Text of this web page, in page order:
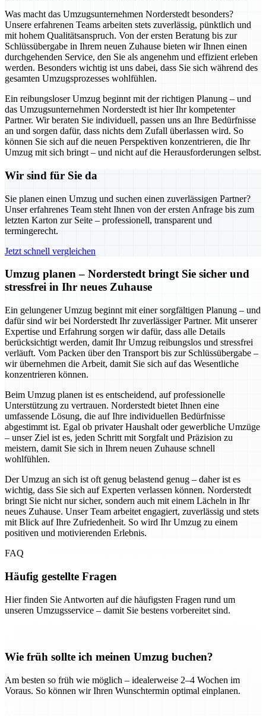
Was macht das Umzugsunternehmen Norderstedt besonders?
Unsere erfahrenen Teams arbeiten stets zuverlässig, pünktlich und
mit hohem Qualitätsanspruch. Von der ersten Beratung bis zur
Schlüssübergabe in Ihrem neuen Zuhause bieten wir Ihnen einen
durchgehenden Service, den Sie als angenehm und effizient erleben
werden. Besonders wichtig ist uns dabei, dass Sie sich während des
gesamten Umzugsprozesses wohlfühlen.
Ein reibungsloser Umzug beginnt mit der richtigen Planung – und
das Umzugsunternehmen Norderstedt ist hier Ihr kompetenter
Partner. Wir beraten Sie individuell, passen uns an Ihre Bedürfnisse
an und sorgen dafür, dass nichts dem Zufall überlassen wird. So
können Sie sich auf die neuen Perspektiven konzentrieren, die Ihr
Umzug mit sich bringt – und nicht auf die Herausforderungen selbst.
Wir sind für Sie da
Sie planen einen Umzug und suchen einen zuverlässigen Partner?
Unser erfahrenes Team steht Ihnen von der ersten Anfrage bis zum
letzten Karton zur Seite – professionell, transparent und
termingerecht.
Jetzt schnell vergleichen
Umzug planen – Norderstedt bringt Sie sicher und
stressfrei in Ihr neues Zuhause
Ein gelungener Umzug beginnt mit einer sorgfältigen Planung – und
dafür sind wir bei Norderstedt Ihr zuverlässiger Partner. Mit unserer
Expertise und Erfahrung sorgen wir dafür, dass alle Details
berücksichtigt werden, damit Ihr Umzug reibungslos und stressfrei
verläuft. Vom Packen über den Transport bis zur Schlüssübergabe –
wir übernehmen die Arbeit, damit Sie sich auf das Wesentliche
konzentrieren können.
Beim Umzug planen ist es entscheidend, auf professionelle
Unterstützung zu vertrauen. Norderstedt bietet Ihnen eine
umfassende Lösung, die auf Ihre individuellen Bedürfnisse
abgestimmt ist. Egal ob privater Haushalt oder gewerbliche Umzüge
– unser Ziel ist es, jeden Schritt mit Sorgfalt und Präzision zu
meistern, damit Sie sich in Ihrem neuen Zuhause schnell
wohlfühlen.
Der Umzug an sich ist oft genug belastend genug – daher ist es
wichtig, dass Sie sich auf Experten verlassen können. Norderstedt
bringt Sie nicht nur sicher, sondern auch mit einem Lächeln in Ihr
neues Zuhause. Unser Team arbeitet engagiert, zuverlässig und stets
mit Blick auf Ihre Zufriedenheit. So wird Ihr Umzug zu einem
positiven und motivierenden Erlebnis.
FAQ
Häufig gestellte Fragen
Hier finden Sie Antworten auf die häufigsten Fragen rund um
unseren Umzugsservice – damit Sie bestens vorbereitet sind.
Wie früh sollte ich meinen Umzug buchen?
Am besten so früh wie möglich – idealerweise 2–4 Wochen im
Voraus. So können wir Ihren Wunschtermin optimal einplanen.